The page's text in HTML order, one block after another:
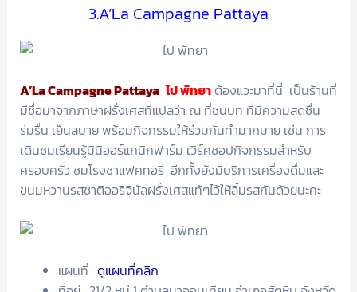
3.A’La Campagne Pattaya
A’La Campagne Pattaya ไป พัทยาต้องแวะมาที่นี่ เป็นร้านที่
มีชื่อมาจากภาษาฝรั่งเศสที่แปลว่า ณ ที่ชนบท ที่มีความสดชื่น
ร่มรื่น เย็นสบาย พร้อมกิจกรรมให้ร่วมกันทำมากมาย เช่น การ
เดินชมเรียนรู้มินิออร์แกนิกฟาร์ม เวิร์คชอปกิจกรรมสำหรับ
ครอบครัว ชมโรงชาแฟคทอรี่ อีกทั้งยังมีบริการเครื่องดื่มและ
ขนมหวานรสชาติออริจินัลฝรั่งเศสแท้ๆไว้ให้ลิ้มรสกันด้วยนะคะ
แผนที่ : ดูแผนที่คลิก